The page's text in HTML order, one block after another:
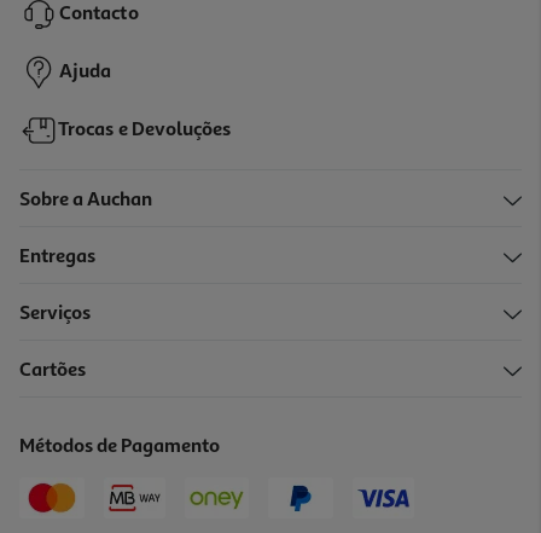
12,05 €
Contacto
Ajuda
Trocas e Devoluções
Sobre a Auchan
Entregas
Serviços
Cartões
Métodos de Pagamento